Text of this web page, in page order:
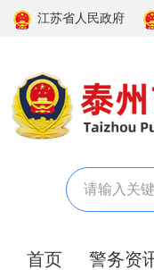
江苏省人民政府
首页 警务资